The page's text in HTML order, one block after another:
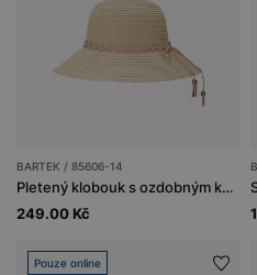
BARTEK / 85606-14
Pletený klobouk s ozdobným květinovým detailem BARTEK 85606-14
249.00 Kč
Pouze online